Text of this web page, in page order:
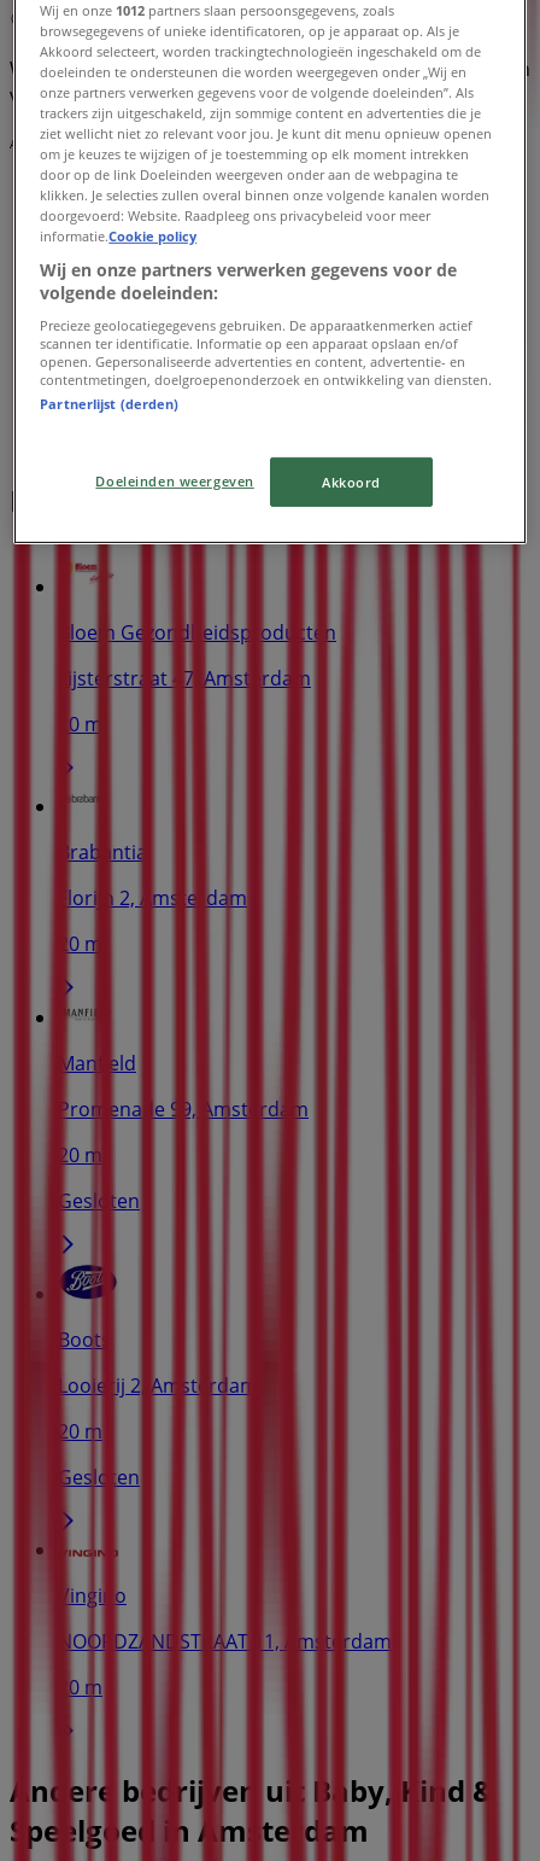
Kaart
We staan op het punt nieuwe aanbiedingen te publiceren
van Baby Björn
Advertentie
Dichtstbijzijnde winkels
Bloem Gezondheidsproducten
Lijsterstraat 47, Amsterdam
20 m
Brabantia
Florijn 2, Amsterdam
20 m
Manfield
Promenade 99, Amsterdam
20 m
Gesloten
Boots
Looierij 2, Amsterdam
20 m
Gesloten
Vingino
NOORDZANDSTRAAT 11, Amsterdam
20 m
Andere bedrijven uit Baby, Kind &
Speelgoed in Amsterdam
Wij en onze 1012 partners slaan persoonsgegevens, zoals
browsegegevens of unieke identificatoren, op je apparaat op. Als je
Akkoord selecteert, worden trackingtechnologieën ingeschakeld om de
doeleinden te ondersteunen die worden weergegeven onder „Wij en
onze partners verwerken gegevens voor de volgende doeleinden”. Als
trackers zijn uitgeschakeld, zijn sommige content en advertenties die je
ziet wellicht niet zo relevant voor jou. Je kunt dit menu opnieuw openen
om je keuzes te wijzigen of je toestemming op elk moment intrekken
door op de link Doeleinden weergeven onder aan de webpagina te
klikken. Je selecties zullen overal binnen onze volgende kanalen worden
doorgevoerd: Website. Raadpleeg ons privacybeleid voor meer
informatie.Cookie policy
Wij en onze partners verwerken gegevens voor de
volgende doeleinden:
Precieze geolocatiegegevens gebruiken. De apparaatkenmerken actief
scannen ter identificatie. Informatie op een apparaat opslaan en/of
openen. Gepersonaliseerde advertenties en content, advertentie- en
contentmetingen, doelgroepenonderzoek en ontwikkeling van diensten.
Partnerlijst (derden)
Doeleinden weergeven Akkoord